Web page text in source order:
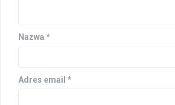
Nazwa *
Adres email *